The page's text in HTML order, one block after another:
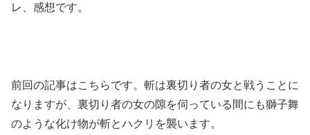
レ、感想です。
前回の記事はこちらです。斬は裏切り者の女と戦うことに
なりますが、裏切り者の女の隙を伺っている間にも獅子舞
のような化け物が斬とハクリを襲います。